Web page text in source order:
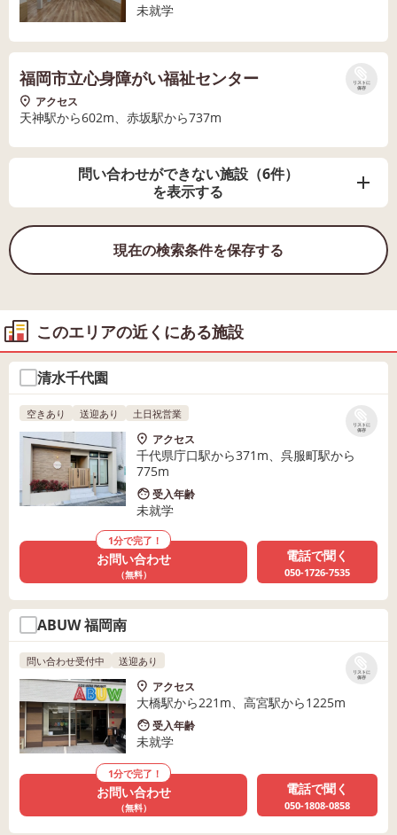
未就学
リストに
保存
福岡市立心身障がい福祉センター
アクセス
天神駅から602m、赤坂駅から737m
問い合わせができない施設（6件）
を表示する
現在の検索条件を保存する
このエリアの近くにある施設
清水千代園
リストに
保存
空きあり 送迎あり 土日祝営業
アクセス
千代県庁口駅から371m、呉服町駅から
775m
受入年齢
未就学
1分で完了！
お問い合わせ
（無料）
電話で聞く
050-1726-7535
ABUW 福岡南
リストに
保存
問い合わせ受付中 送迎あり
アクセス
大橋駅から221m、高宮駅から1225m
受入年齢
未就学
1分で完了！
お問い合わせ
（無料）
電話で聞く
050-1808-0858